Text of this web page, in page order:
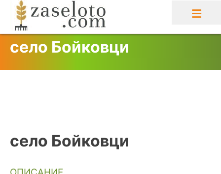
content
село Бойковци
село Бойковци